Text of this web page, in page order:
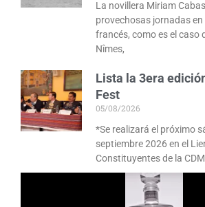
La novillera Miriam
provechosas jornadas
francés, como es el caso
Nîmes,
Lista la 3era
Fest
05/08/2026
*Se realizará el próximo
septiembre 2026 en el
Constituyentes de la